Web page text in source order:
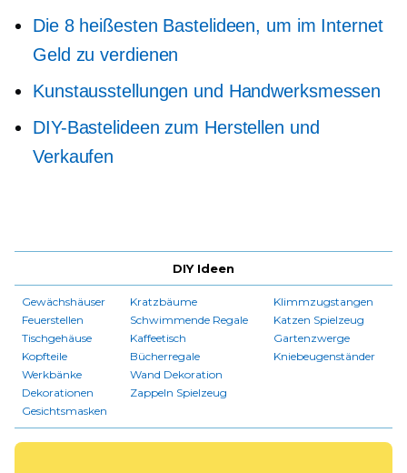
Die 8 heißesten Bastelideen, um im Internet
Geld zu verdienen
Kunstausstellungen und Handwerksmessen
DIY-Bastelideen zum Herstellen und
Verkaufen
DIY Ideen
Gewächshäuser
Feuerstellen
Tischgehäuse
Kopfteile
Werkbänke
Dekorationen
Gesichtsmasken
Kratzbäume
Schwimmende Regale
Kaffeetisch
Bücherregale
Wand Dekoration
Zappeln Spielzeug
Klimmzugstangen
Katzen Spielzeug
Gartenzwerge
Kniebeugenständer